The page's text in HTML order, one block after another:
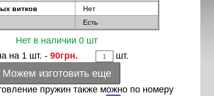
витков
Нет
Есть
Нет в наличии 0 шт
на 1 шт. -90грн. шт.
Можем изготовить еще
пружин также можно по номеру